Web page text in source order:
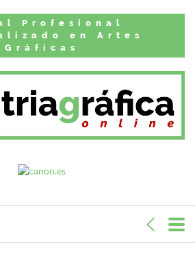
Profesional
en Artes
Gráficas